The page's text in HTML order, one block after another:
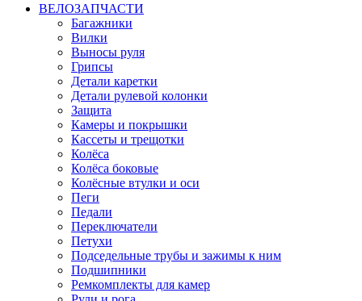
ВЕЛОЗАПЧАСТИ
Багажники
Вилки
Выносы руля
Грипсы
Детали каретки
Детали рулевой колонки
Защита
Камеры и покрышки
Кассеты и трещотки
Колёса
Колёса боковые
Колёсные втулки и оси
Пеги
Педали
Переключатели
Петухи
Подседельные трубы и зажимы к ним
Подшипники
Ремкомплекты для камер